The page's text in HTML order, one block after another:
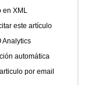
en XML
este artículo
Analytics
automática
por email